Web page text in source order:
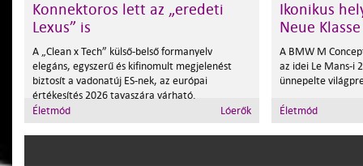
Konnektoros lett az „eredeti
Lexus” is
A „Clean x Tech” külső-belső formanyelv
elegáns, egyszerű és kifinomult megjelenést
biztosít a vadonatúj ES-nek, az európai
értékesítés 2026 tavaszára várható.
Életmód
Lóerők
Ikonikus
Neue Klasse
A BMW M
az idei Le Mans-i
ünnepelte
Életmód